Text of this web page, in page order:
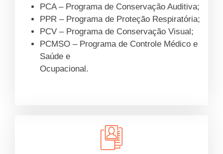
PCA – Programa de Conservação Auditiva;
PPR – Programa de Proteção Respiratória;
PCV – Programa de Conservação Visual;
PCMSO – Programa de Controle Médico e
Saúde e
Ocupacional.